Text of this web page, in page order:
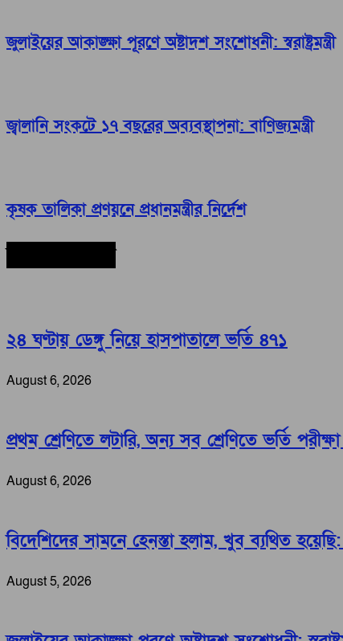
জুলাইয়ের আকাঙ্ক্ষা পূরণে অষ্টাদশ সংশোধনী: স্বরাষ্ট্রমন্ত্রী
জ্বালানি সংকটে ১৭ বছরের অব্যবস্থাপনা: বাণিজ্যমন্ত্রী
কৃষক তালিকা প্রণয়নে প্রধানমন্ত্রীর নির্দেশ
২৪ ঘণ্টায় ডেঙ্গু নিয়ে হাসপাতালে ভর্তি ৪৭১
August 6, 2026
প্রথম শ্রেণিতে লটারি, অন্য সব শ্রেণিতে ভর্তি
August 6, 2026
বিদেশিদের সামনে হেনস্তা হলাম, খুব ব্যথিত হয়েছি:
August 5, 2026